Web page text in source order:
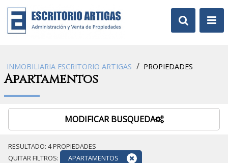
INMOBILIARIA ESCRITORIO ARTIGAS / PROPIEDADES
Apartamentos
MODIFICAR BUSQUEDA
RESULTADO: 4PROPIEDADES
QUITAR FILTROS:
APARTAMENTOS